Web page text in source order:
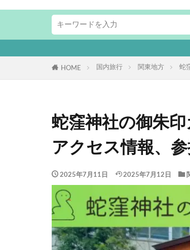
HOME 国内旅行 関東地方 蛇
蛇窪神社の御朱印
アクセス情報、
2025年7月11日 2025年7月12日